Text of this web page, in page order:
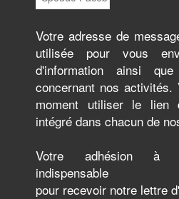
Votre adresse de
utilisée pour vous
d'information ainsi
concernant nos activités.
moment utiliser le lien
intégré dans chacun de
Votre adhésion à
indispensable
pour recevoir notre lettre